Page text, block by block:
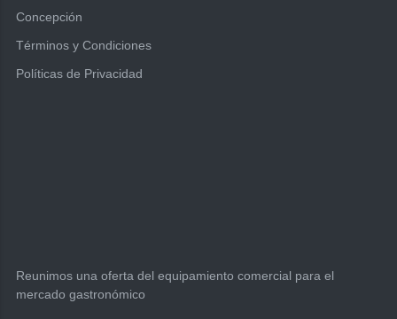
Reunimos una oferta del equipamiento comercial para el
mercado gastronómico
Concepción
Términos y Condiciones
Políticas de Privacidad